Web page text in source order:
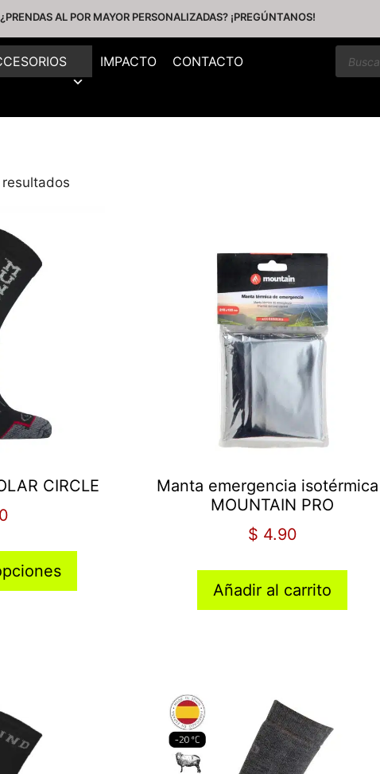
¿PRENDAS AL POR MAYOR PERSONALIZADAS? ¡PREGÚNTANOS!
IMPACTO
CONTACTO
CIRCLE
Manta emergencia isotérmica |
MOUNTAIN PRO
$ 4.90
Añadir al carrito